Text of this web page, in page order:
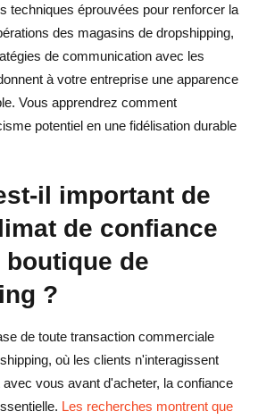
à éviter pour tuer la confiance
de votre entreprise
des magasins en ligne
des éléments générés par l'IA
négatifs
et le contenu
ils un jour et apprendront-ils à ne
la valeur plutôt que sur le modèle
techniques éprouvées pour renforcer la
des magasins de dropshipping,
de communication avec les
à votre entreprise une apparence
Vous apprendrez comment
potentiel en une fidélisation durable
il important de
de confiance
de
?
de toute transaction commerciale
où les clients n'interagissent
vous avant d'acheter, la confiance
Les recherches montrent que